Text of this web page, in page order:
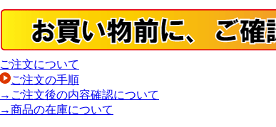
ご注文について
ご注文の手順
→ご注文後の内容確認について
→商品の在庫について